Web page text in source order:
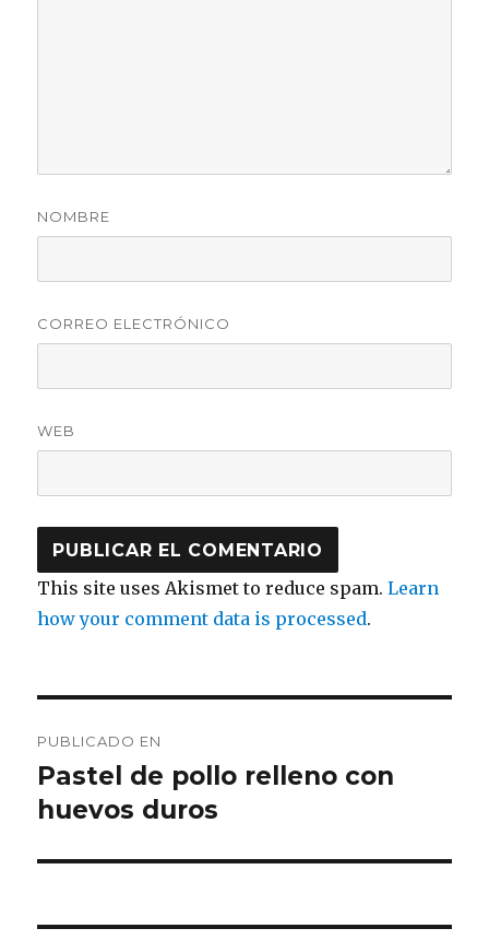
NOMBRE
CORREO ELECTRÓNICO
WEB
This site uses Akismet to reduce spam.Learn
how your comment data is processed.
de
entradas
PUBLICADO EN
Pastel de pollo relleno con
huevos duros